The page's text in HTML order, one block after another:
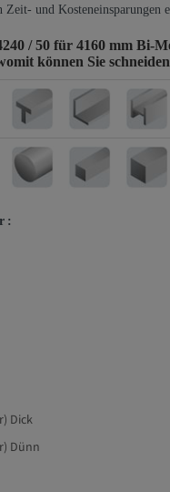
Zeit- und Kosteneinsparungen
/ 50 für 4160 mm Bi-
können Sie
:
Dick
Dünn